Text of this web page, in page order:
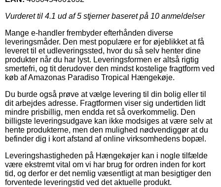
Vurderet til 4.1 ud af 5 stjerner baseret på 10 anmeldelser
Mange e-handler frembyder efterhånden diverse
leveringsmåder. Den mest populære er for øjeblikket at få
leveret til et udleveringssted, hvor du så selv henter dine
produkter når du har lyst. Leveringsformen er altså rigtig
smertefri, og tit derudover den mindst kostelige fragtform ved
køb af Amazonas Paradiso Tropical Hængekøje.
Du burde også prøve at vælge levering til din bolig eller til
dit arbejdes adresse. Fragtformen viser sig undertiden lidt
mindre prisbillig, men endda ret så overkommelig. Den
billigste leveringsudgave kan ikke modsiges at være selv at
hente produkterne, men den mulighed nødvendiggør at du
befinder dig i kort afstand af online virksomhedens bopæl.
Leveringshastigheden på Hængekøjer kan i nogle tilfælde
være ekstremt vital om vi har brug for ordren inden for kort
tid, og derfor er det nemlig væsentligt at man besigtiger den
forventede leveringstid ved det aktuelle produkt.